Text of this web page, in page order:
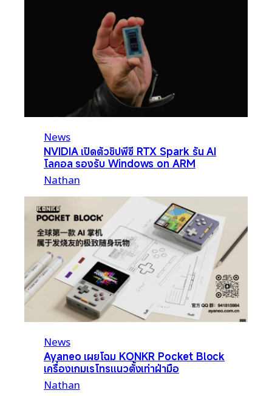
News
NVIDIA เปิดตัวชิปพีซี RTX Spark รัน AI
โลคอล รองรับ Windows on ARM
Nathan
News
Ayaneo เผยโฉม KONKR Pocket Block
เครื่องเกมเรโทรแนวตั้งเท่าฝ่ามือ
Nathan